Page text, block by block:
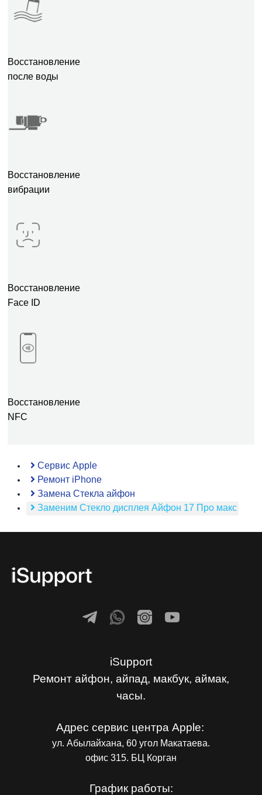
Восстановление
после воды
Восстановление
вибрации
Восстановление
Face ID
Восстановление
NFC
Сервис Apple
Ремонт iPhone
Замена Стекла айфон
Заменим Стекло дисплея Айфон 17 Про макс
iSupport
Ремонт айфон, айпад, макбук, аймак,
часы.
Адрес сервис центра Apple:
ул. Абылайхана, 60 угол Макатаева.
офис 315. БЦ Корган
График работы: